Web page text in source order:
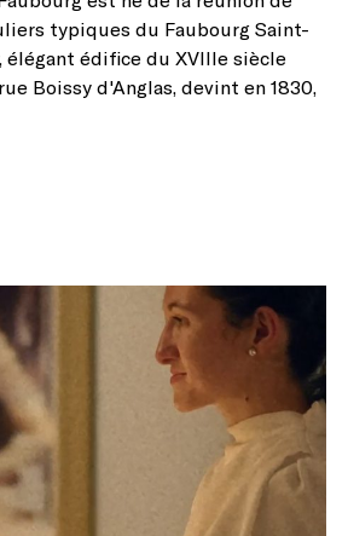
typiques du Faubourg Saint-
élégant édifice du XVIIIe siècle
Boissy d'Anglas, devint en 1830,